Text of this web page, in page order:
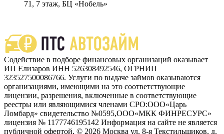
71, 7 этаж, БЦ «Нобель»
Содействие в подборе финансовых организаций оказывает
ИП Елизаров ИНН 526308492546, ОГРНИП
323527500086766. Услуги по выдаче займов оказываются
организациями, имеющими на это соответствующие
лицензии, разрешения, включенные в соответствующие
реестры или являющимися членами СРО:ООО«Царь
Ломбард» свидетельство №0595,ООО«МКК ФИНРЕСУРС»
лицензия № 1177746195142 Информация на сайте не является
публичной офертой. © 2026 Москва ул. 8-я Текстильщиков, д.